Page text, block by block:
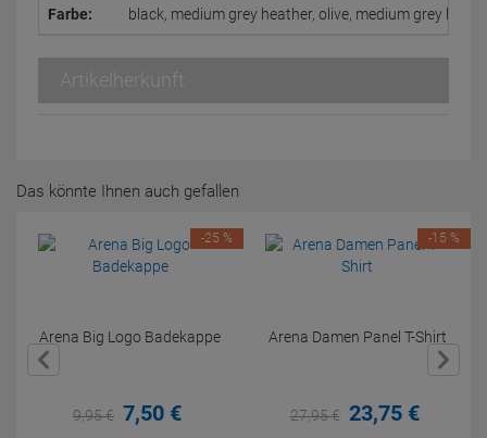
Farbe: black, medium grey heather, olive, medium grey
Artikelherkunft
Das könnte Ihnen auch gefallen
Arena Big Logo Badekappe
9,95€ 7,50 €
-25 %
Arena Damen Panel T-Shirt
27,95€ 23,75 €
-15 %